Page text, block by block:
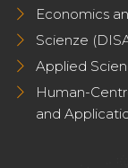
Economics
Scienze
Applied
Human-
and